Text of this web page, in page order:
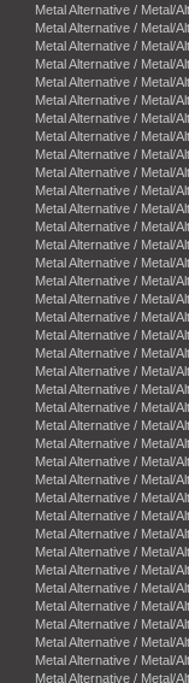
Metal Alternative / Metal/
Metal Alternative / Metal/
Metal Alternative / Metal/
Metal Alternative / Metal/
Metal Alternative / Metal/
Metal Alternative / Metal/
Metal Alternative / Metal/
Metal Alternative / Metal/
Metal Alternative / Metal/
Metal Alternative / Metal/
Metal Alternative / Metal/
Metal Alternative / Metal/
Metal Alternative / Metal/
Metal Alternative / Metal/
Metal Alternative / Metal/
Metal Alternative / Metal/
Metal Alternative / Metal/
Metal Alternative / Metal/
Metal Alternative / Metal/
Metal Alternative / Metal/
Metal Alternative / Metal/
Metal Alternative / Metal/
Metal Alternative / Metal/
Metal Alternative / Metal/
Metal Alternative / Metal/
Metal Alternative / Metal/
Metal Alternative / Metal/
Metal Alternative / Metal/
Metal Alternative / Metal/
Metal Alternative / Metal/
Metal Alternative / Metal/
Metal Alternative / Metal/
Metal Alternative / Metal/
Metal Alternative / Metal/
Metal Alternative / Metal/
Metal Alternative / Metal/
Metal Alternative / Metal/
Metal Alternative / Metal/